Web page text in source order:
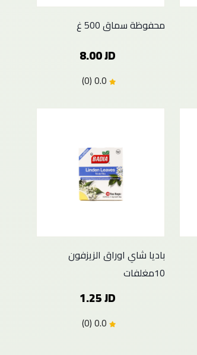
محفوظة سماق 500 غ
8.00 JD
باديا شاي اوراق الزيزفون
10مغلفات
1.25 JD